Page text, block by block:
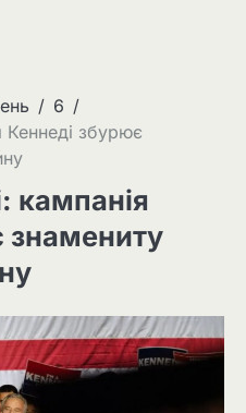
6
Кеннеді збурює
кампанія
знамениту